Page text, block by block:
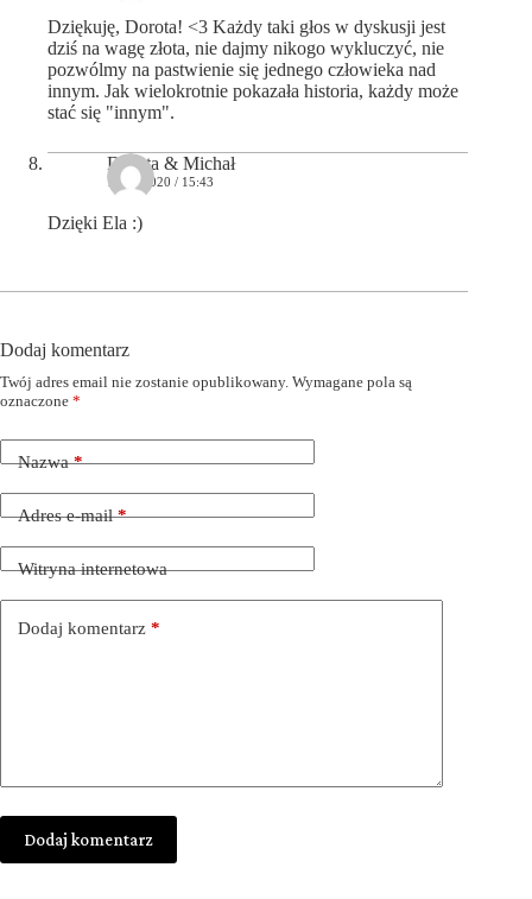
Dziękuję, Dorota! <3 Każdy taki głos w dyskusji jest
dziś na wagę złota, nie dajmy nikogo wykluczyć, nie
pozwólmy na pastwienie się jednego człowieka nad
innym. Jak wielokrotnie pokazała historia, każdy może
stać się "innym".
Dorota & Michał
18/06/2020 / 15:43
Dzięki Ela :)
Dodaj komentarz
Twój adres email nie zostanie opublikowany. Wymagane pola są
oznaczone *
Nazwa*
Adres e-mail*
Witryna internetowa
Dodaj komentarz *
Dodaj komentarz